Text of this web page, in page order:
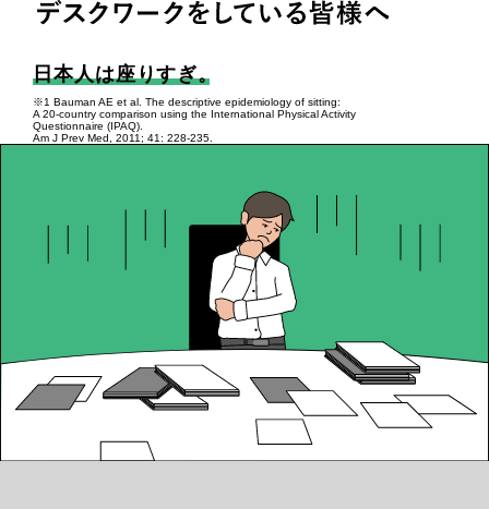
日本人は座りすぎ。
※1 Bauman AE et al. The descriptive epidemiology of sitting:
A 20-country comparison using the International Physical Activity
Questionnaire (IPAQ).
Am J Prev Med, 2011; 41: 228-235.